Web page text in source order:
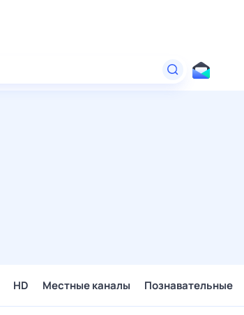
HD Местные каналы Познавательные